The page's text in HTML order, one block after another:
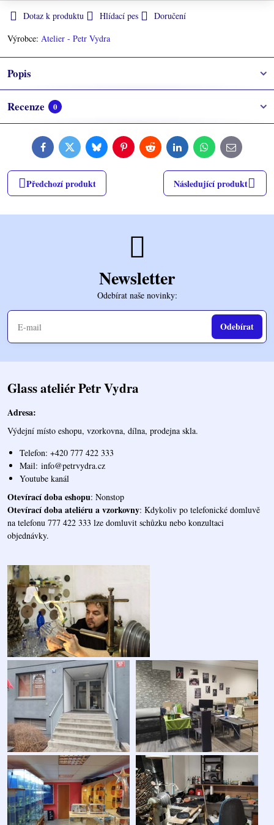
Dotaz k produktu Hlídací pes
Doručení
Výrobce: Atelier - Petr Vydra
Popis
Recenze 0
FacebookTwitterBlueskyPinterestReddit LinkedInWhatsApp
E-
mail
Předchozí produkt Následující produkt
Newsletter
Odebírat naše novinky:
Odebírat
Glass ateliér Petr Vydra
Adresa:
Výdejní místo eshopu, vzorkovna, dílna, prodejna skla.
Telefon: +420 777 422 333
Mail: info@petrvydra.cz
Youtube kanál
Otevírací doba eshopu: Nonstop
Otevírací doba ateliéru a vzorkovny: Kdykoliv po telefonické domluvě
na telefonu 777 422 333 lze domluvit schůzku nebo konzultaci
objednávky.